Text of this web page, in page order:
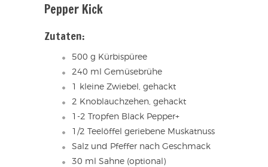
Pepper Kick
Zutaten:
500 g Kürbispüree
240 ml Gemüsebrühe
1 kleine Zwiebel, gehackt
2 Knoblauchzehen, gehackt
1-2 Tropfen Black Pepper+
1/2 Teelöffel geriebene Muskatnuss
Salz und Pfeffer nach Geschmack
30 ml Sahne (optional)